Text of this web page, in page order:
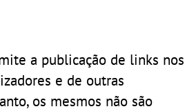
a publicação de links nos
e de outras
os mesmos não são